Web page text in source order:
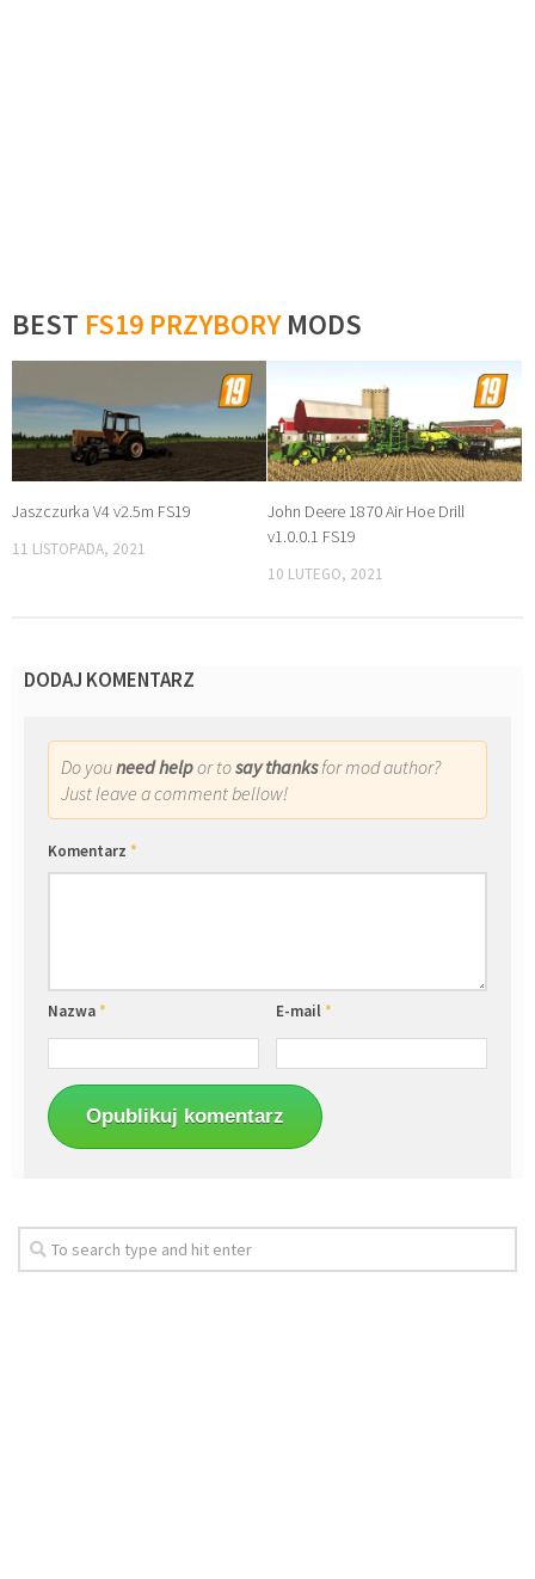
BEST FS19 PRZYBORYMODS
Jaszczurka V4 v2.5m FS19
11 LISTOPADA, 2021
John Deere 1870 Air Hoe Drill
v1.0.0.1 FS19
10 LUTEGO, 2021
DODAJ KOMENTARZ
Do youneed helpor tosay thanksfor mod author?
Just leave a comment bellow!
Komentarz *
Nazwa* E-mail*